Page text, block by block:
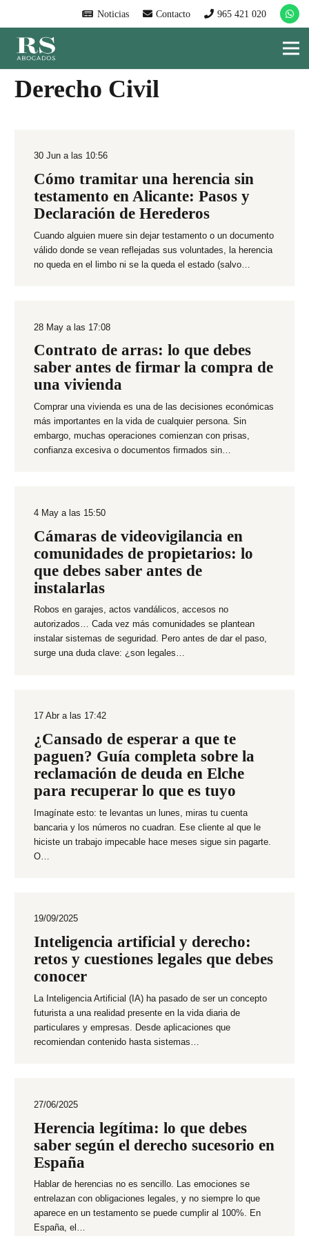
Noticias Contacto 965 421 020
Derecho Civil
30 Jun a las 10:56
Cómo tramitar una herencia sin
testamento en Alicante: Pasos y
Declaración de Herederos
Cuando alguien muere sin dejar testamento o un documento
válido donde se vean reflejadas sus voluntades, la herencia
no queda en el limbo ni se la queda el estado (salvo…
28 May a las 17:08
Contrato de arras: lo que debes
saber antes de firmar la compra de
una vivienda
Comprar una vivienda es una de las decisiones económicas
más importantes en la vida de cualquier persona. Sin
embargo, muchas operaciones comienzan con prisas,
confianza excesiva o documentos firmados sin…
4 May a las 15:50
Cámaras de videovigilancia en
comunidades de propietarios: lo
que debes saber antes de
instalarlas
Robos en garajes, actos vandálicos, accesos no
autorizados… Cada vez más comunidades se plantean
instalar sistemas de seguridad. Pero antes de dar el paso,
surge una duda clave: ¿son legales…
17 Abr a las 17:42
¿Cansado de esperar a que te
paguen? Guía completa sobre la
reclamación de deuda en Elche
para recuperar lo que es tuyo
Imagínate esto: te levantas un lunes, miras tu cuenta
bancaria y los números no cuadran. Ese cliente al que le
hiciste un trabajo impecable hace meses sigue sin pagarte.
O…
19/09/2025
Inteligencia artificial y derecho:
retos y cuestiones legales que debes
conocer
La Inteligencia Artificial (IA) ha pasado de ser un concepto
futurista a una realidad presente en la vida diaria de
particulares y empresas. Desde aplicaciones que
recomiendan contenido hasta sistemas…
27/06/2025
Herencia legítima: lo que debes
saber según el derecho sucesorio en
España
Hablar de herencias no es sencillo. Las emociones se
entrelazan con obligaciones legales, y no siempre lo que
aparece en un testamento se puede cumplir al 100%. En
España, el…